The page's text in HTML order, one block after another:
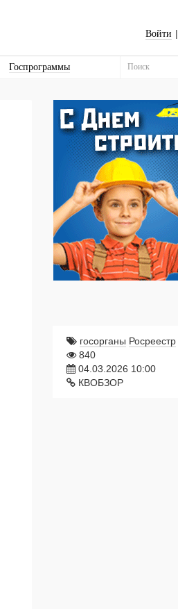
Войти |
Госпрограммы
госорганы Росреестр
840
04.03.2026 10:00
КВОБЗОР